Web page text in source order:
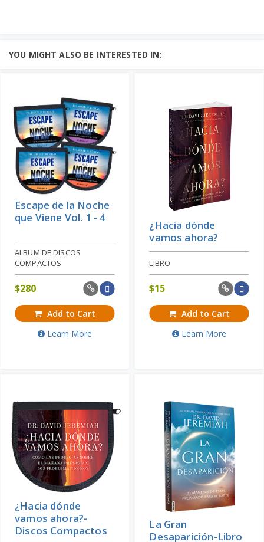
YOU MIGHT ALSO BE INTERESTED IN:
Escape de la Noche
que Viene Vol. 1 - 4
ALBUM DE DISCOS
COMPACTOS
$280
Add to Cart
Learn More
¿Hacia dónde
vamos ahora?
LIBRO
$15
Add to Cart
Learn More
¿Hacia dónde
vamos ahora?-
Discos Compactos
La Gran
Desaparición-Libro